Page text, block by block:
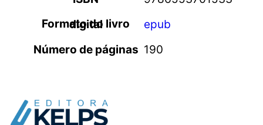
Formato do livro digital
epub
Número de páginas 190